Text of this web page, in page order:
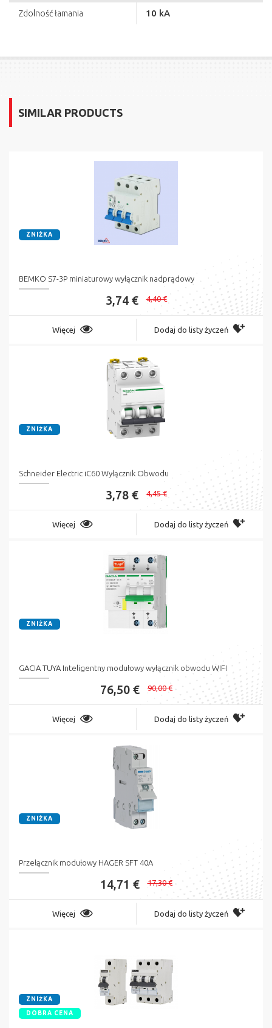
Zdolność łamania 10 kA
SIMILAR PRODUCTS
ZNIŻKA
BEMKO S7-3P miniaturowy wyłącznik nadprądowy
3,74 € 4,40 €
Więcej Dodaj do listy życzeń
ZNIŻKA
Schneider Electric iC60 Wyłącznik Obwodu
3,78 € 4,45 €
Więcej Dodaj do listy życzeń
ZNIŻKA
GACIA TUYA Inteligentny modułowy wyłącznik obwodu WIFI
76,50 € 90,00 €
Więcej Dodaj do listy życzeń
ZNIŻKA
Przełącznik modułowy HAGER SFT 40A
14,71 € 17,30 €
Więcej Dodaj do listy życzeń
ZNIŻKA
DOBRA CENA